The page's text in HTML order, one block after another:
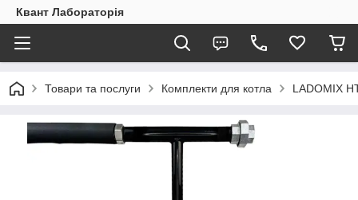
Квант Лабораторія
Товари та послуги Комплекти для котла LADOMIX